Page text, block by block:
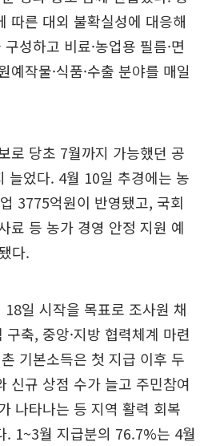
따른 대외 불확실성에 대응해
성하고 비료·농업용 필름·면
예작물·식품·수출 분야를 매일
로 당초 7월까지 가능했던 공
늘었다. 4월 10일 추경에는 농
3775억원이 반영됐고, 국회
료 등 농가 경영 안정 지원 예
다.
일 시작을 목표로 조사원 채
축, 중앙·지방 협력체계 마련
기본소득은 첫 지급 이후 두
신규 상점 수가 늘고 주민참여
나타나는 등 지역 활력 회복
. 1~3월 지급분의 76.7%는 4월